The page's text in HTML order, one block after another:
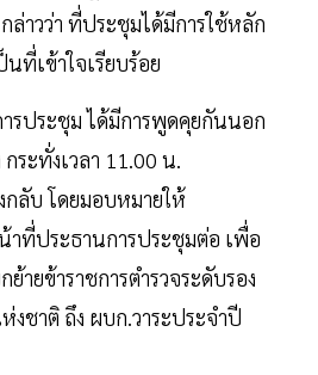
าวว่า ที่ประชุมได้มีการใช้หลัก
ที่เข้าใจเรียบร้อย
รประชุม ได้มีการพูดคุยกันนอก
ระทั่งเวลา 11.00 น.
ลับ โดยมอบหมายให้
าที่ประธานการประชุมต่อ เพื่อ
ายข้าราชการตำรวจระดับรอง
งชาติ ถึง ผบก.วาระประจำปี